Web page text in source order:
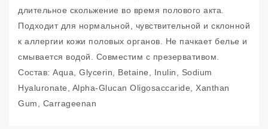
длительное скольжение во время полового акта.
Подходит для нормальной, чувствительной и склонной
к аллергии кожи половых органов. Не пачкает белье и
смывается водой. Совместим с презервативом.
Состав: Aqua, Glycerin, Betaine, Inulin, Sodium
Hyaluronate, Alpha-Glucan Oligosaccaride, Xanthan
Gum, Carrageenan